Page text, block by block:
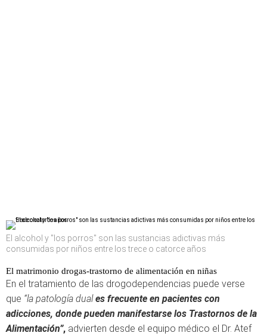
El alcohol y "los porros" son las sustancias adictivas más
consumidas por niños entre los trece o catorce años
El matrimonio drogas-trastorno de alimentación en niñas
En el tratamiento de las drogodependencias puede verse
que “la patología duales frecuente en pacientes con
adicciones, donde pueden manifestarse los Trastornos de la
Alimentación”, advierten desde el equipo médico el Dr. Atef